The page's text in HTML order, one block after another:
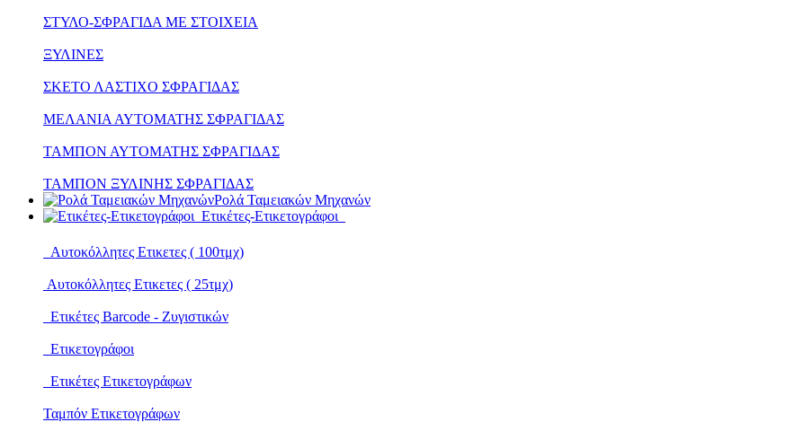
ΣΤΥΛΟ-ΣΦΡΑΓΙΔΑ ΜΕ ΣΤΟΙΧΕΙΑ
ΞΥΛΙΝΕΣ
ΣΚΕΤΟ ΛΑΣΤΙΧΟ ΣΦΡΑΓΙΔΑΣ
ΜΕΛΑΝΙΑ ΑΥΤΟΜΑΤΗΣ ΣΦΡΑΓΙΔΑΣ
ΤΑΜΠΟΝ ΑΥΤΟΜΑΤΗΣ ΣΦΡΑΓΙΔΑΣ
ΤΑΜΠΟΝ ΞΥΛΙΝΗΣ ΣΦΡΑΓΙΔΑΣ
Ρολά Ταμειακών Μηχανών
Ετικέτες-Ετικετογράφοι
Αυτοκόλλητες Ετικετες ( 100τμχ)
Αυτοκόλλητες Ετικετες ( 25τμχ)
Ετικέτες Barcode - Ζυγιστικών
Ετικετογράφοι
Ετικέτες Ετικετογράφων
Ταμπόν Ετικετογράφων